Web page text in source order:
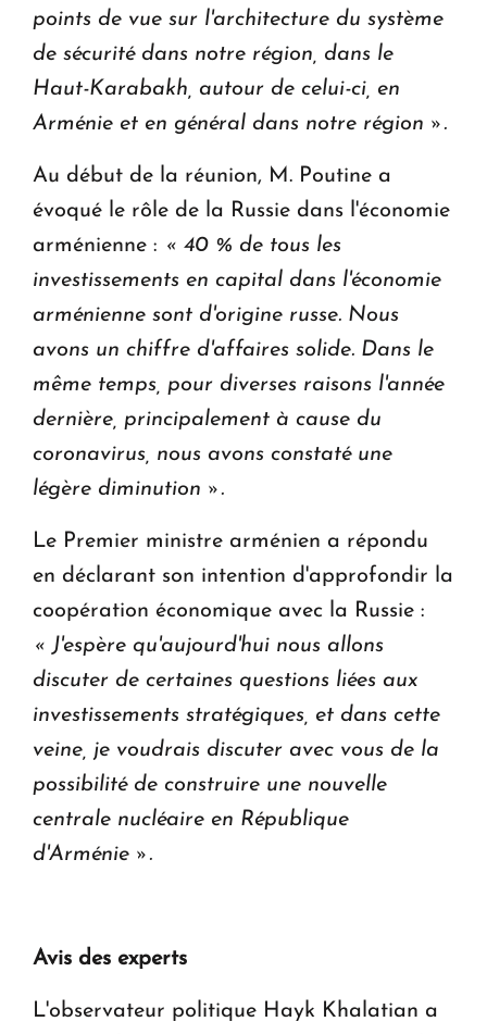
points de vue sur l'architecture du système
de sécurité dans notre région, dans le
Haut-Karabakh, autour de celui-ci, en
Arménie et en général dans notre région ».
Au début de la réunion, M. Poutine a
évoqué le rôle de la Russie dans l'économie
arménienne : « 40 % de tous les
investissements en capital dans l'économie
arménienne sont d'origine russe. Nous
avons un chiffre d'affaires solide. Dans le
même temps, pour diverses raisons l'année
dernière, principalement à cause du
coronavirus, nous avons constaté une
légère diminution ».
Le Premier ministre arménien a répondu
en déclarant son intention d'approfondir la
coopération économique avec la Russie :
« J'espère qu'aujourd'hui nous allons
discuter de certaines questions liées aux
investissements stratégiques, et dans cette
veine, je voudrais discuter avec vous de la
possibilité de construire une nouvelle
centrale nucléaire en République
d'Arménie ».
Avis des experts
L'observateur politique Hayk Khalatian a